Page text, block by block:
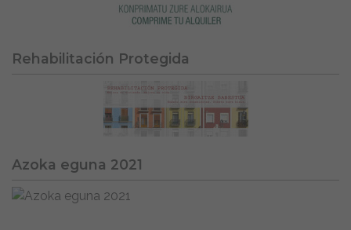
Rehabilitación Protegida
Azoka eguna 2021